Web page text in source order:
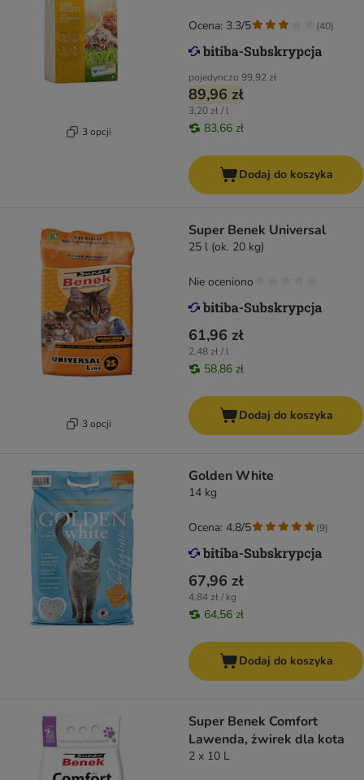
3 opcji
pojedynczo 99,92 zł
89,96 zł
3,20 zł / l
83,66 zł
Ocena: 3.3/5 (40)
Dodaj do koszyka
3 opcji
Super Benek Universal
25 l (ok. 20 kg)
61,96 zł
2,48 zł / l
58,86 zł
Nie oceniono
Dodaj do koszyka
Golden White
14 kg
67,96 zł
4,84 zł / kg
64,56 zł
Ocena: 4.8/5 (9)
Dodaj do koszyka
Super Benek Comfort
Lawenda, żwirek dla kota
2 x 10 L